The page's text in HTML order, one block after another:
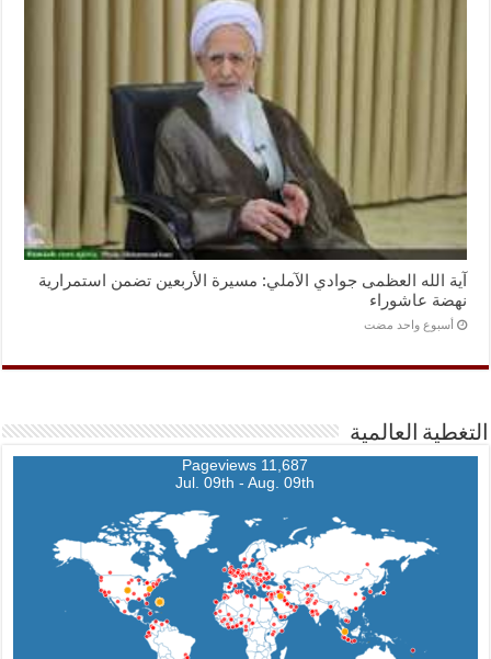
آية الله العظمى جوادي الآملي: مسيرة الأربعين تضمن استمرارية
نهضة عاشوراء
‏أسبوع واحد مضت
التغطية العالمية
11,687 Pageviews
Jul. 09th - Aug. 09th